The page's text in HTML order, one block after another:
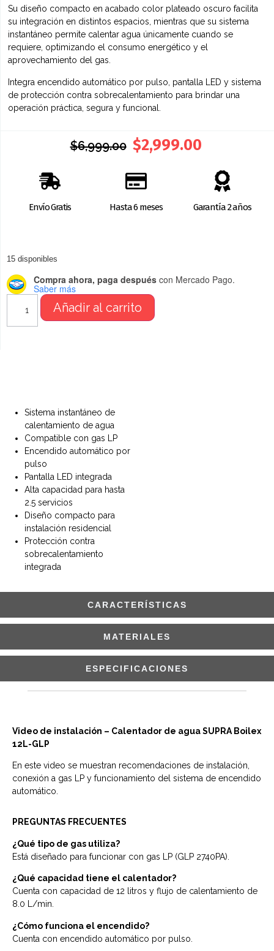
Su diseño compacto en acabado color plateado oscuro facilita
su integración en distintos espacios, mientras que su sistema
instantáneo permite calentar agua únicamente cuando se
requiere, optimizando el consumo energético y el
aprovechamiento del gas.
Integra encendido automático por pulso, pantalla LED y sistema
de protección contra sobrecalentamiento para brindar una
operación práctica, segura y funcional.
$6,999.00 $2,999.00
Envío Gratis Hasta 6 meses Garantía 2 años
15 disponibles
Compra ahora, paga después con Mercado Pago.
Saber más
Añadir al carrito
CARACTERÍSTICAS
MATERIALES
ESPECIFICACIONES
Sistema instantáneo de
calentamiento de agua
Compatible con gas LP
Encendido automático por
pulso
Pantalla LED integrada
Alta capacidad para hasta
2.5 servicios
Diseño compacto para
instalación residencial
Protección contra
sobrecalentamiento
integrada
Video de instalación – Calentador de agua SUPRA Boilex
12L-GLP
En este video se muestran recomendaciones de instalación,
conexión a gas LP y funcionamiento del sistema de encendido
automático.
PREGUNTAS FRECUENTES
¿Qué tipo de gas utiliza?
Está diseñado para funcionar con gas LP (GLP 2740PA).
¿Qué capacidad tiene el calentador?
Cuenta con capacidad de 12 litros y flujo de calentamiento de
8.0 L/min.
¿Cómo funciona el encendido?
Cuenta con encendido automático por pulso.